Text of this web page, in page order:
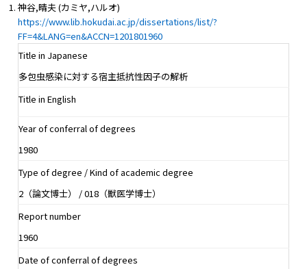
神谷,晴夫 (カミヤ,ハルオ)
https://www.lib.hokudai.ac.jp/dissertations/list/?
FF=4&LANG=en&ACCN=1201801960
Title in Japanese
多包虫感染に対する宿主抵抗性因子の解析
Title in English
Year of conferral of degrees
1980
Type of degree / Kind of academic degree
2（論文博士） / 018（獣医学博士）
Report number
1960
Date of conferral of degrees